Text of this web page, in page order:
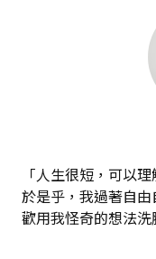
「人生很短，可以
於是乎，我過著自
歡用我怪奇的想法